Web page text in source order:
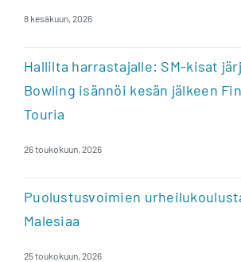
8 kesäkuun, 2026
Hallilta harrastajalle: SM-kisat
Bowling isännöi kesän jälkeen
Touria
26 toukokuun, 2026
Puolustusvoimien
Malesiaa
25 toukokuun, 2026